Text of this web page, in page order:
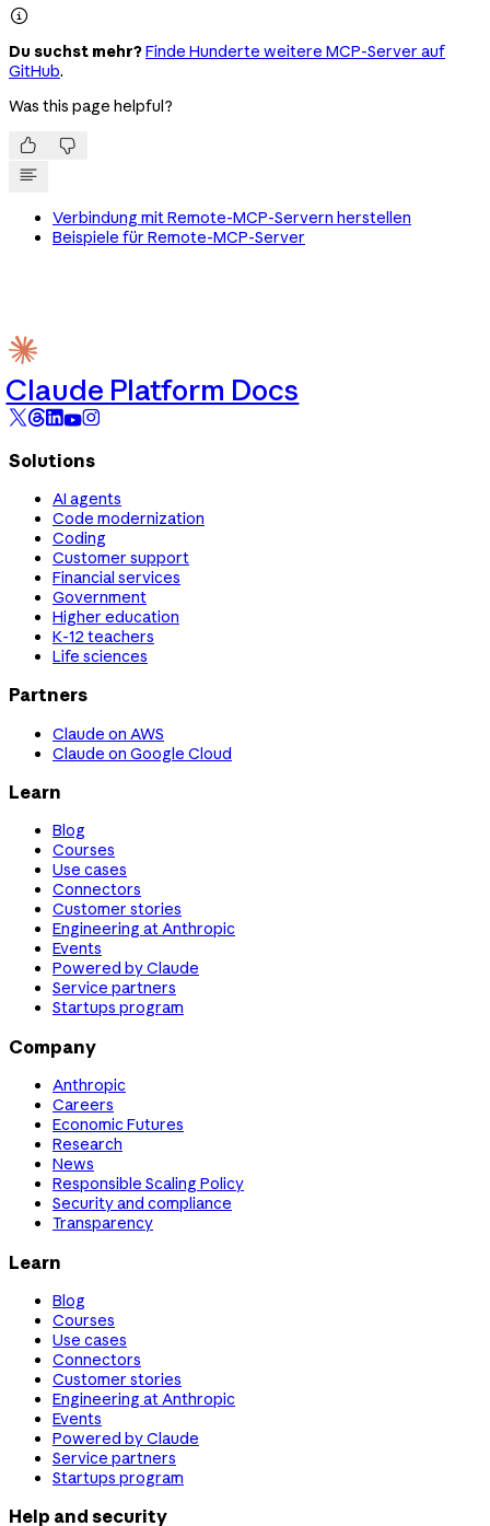

Du suchst mehr?Finde Hunderte weitere MCP-Server auf
GitHub.
Was this page helpful?
 
Verbindung mit Remote-MCP-Servern herstellen
Beispiele für Remote-MCP-Server
Claude Platform Docs
Solutions
AI agents
Code modernization
Coding
Customer support
Financial services
Government
Higher education
K-12 teachers
Life sciences
Partners
Claude on AWS
Claude on Google Cloud
Learn
Blog
Courses
Use cases
Connectors
Customer stories
Engineering at Anthropic
Events
Powered by Claude
Service partners
Startups program
Company
Anthropic
Careers
Economic Futures
Research
News
Responsible Scaling Policy
Security and compliance
Transparency
Learn
Blog
Courses
Use cases
Connectors
Customer stories
Engineering at Anthropic
Events
Powered by Claude
Service partners
Startups program
Help and security